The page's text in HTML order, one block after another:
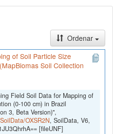
Ordenar
of Soil Particle Size
Soil Collection
Field Soil Data for Mapping of
(0-100 cm) in Brazil
3, Beta Version)",
OXSR2N, SoilData, V6,
[fileUNF]